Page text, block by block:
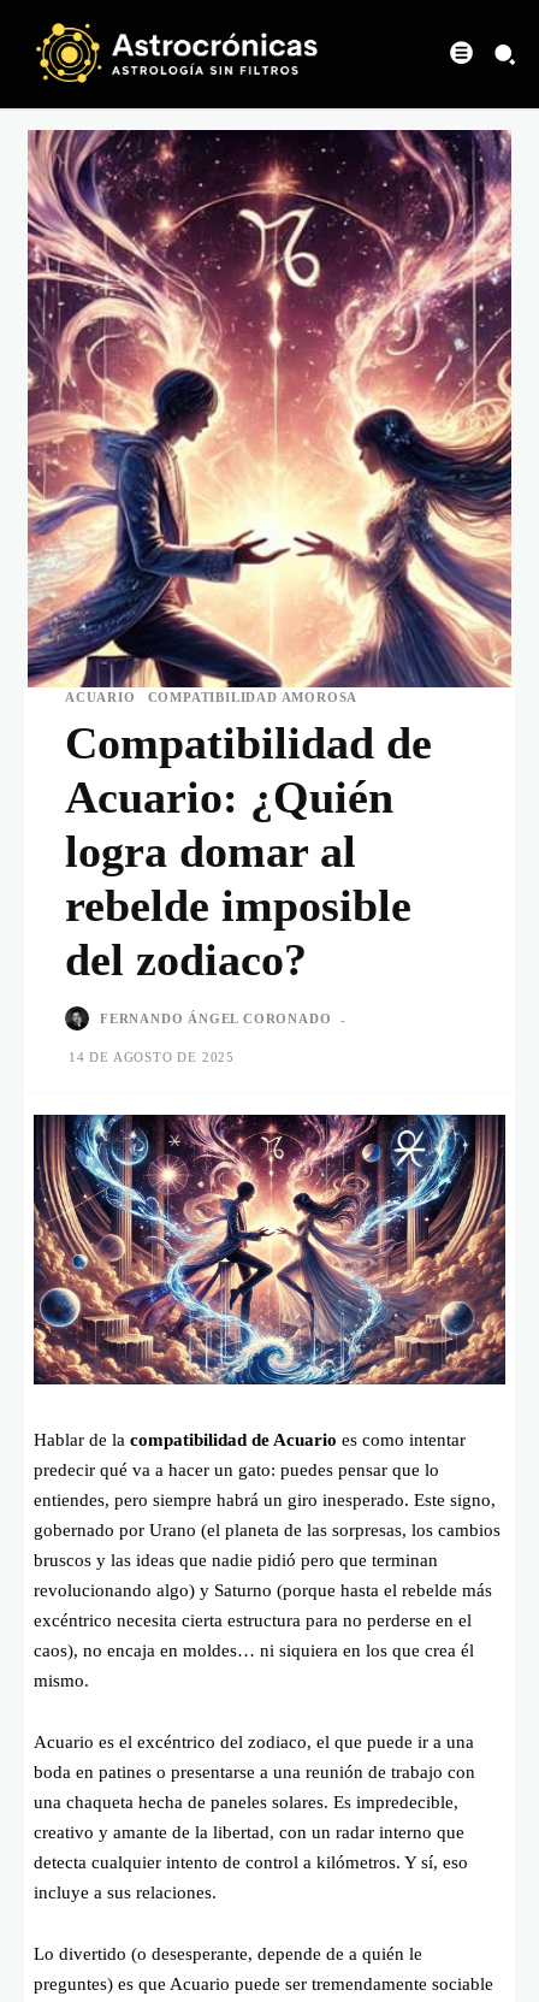
ACUARIO COMPATIBILIDAD AMOROSA
Compatibilidad de
Acuario: ¿Quién
logra domar al
rebelde imposible
del zodiaco?
FERNANDO ÁNGEL CORONADO -
14 DE AGOSTO DE 2025
Hablar de la compatibilidad de Acuario es como intentar
predecir qué va a hacer un gato: puedes pensar que lo
entiendes, pero siempre habrá un giro inesperado. Este signo,
gobernado por Urano (el planeta de las sorpresas, los cambios
bruscos y las ideas que nadie pidió pero que terminan
revolucionando algo) y Saturno (porque hasta el rebelde más
excéntrico necesita cierta estructura para no perderse en el
caos), no encaja en moldes… ni siquiera en los que crea él
mismo.
Acuario es el excéntrico del zodiaco, el que puede ir a una
boda en patines o presentarse a una reunión de trabajo con
una chaqueta hecha de paneles solares. Es impredecible,
creativo y amante de la libertad, con un radar interno que
detecta cualquier intento de control a kilómetros. Y sí, eso
incluye a sus relaciones.
Lo divertido (o desesperante, depende de a quién le
preguntes) es que Acuario puede ser tremendamente sociable